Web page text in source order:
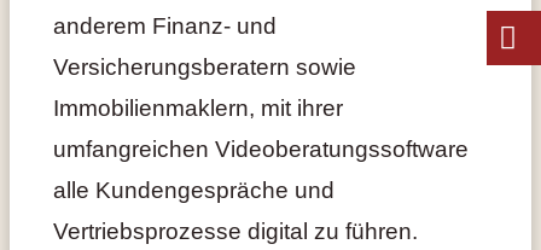
anderem Finanz- und
Versicherungsberatern sowie
Immobilienmaklern, mit ihrer
umfangreichen Videoberatungssoftware
alle Kundengespräche und
Vertriebsprozesse digital zu führen.